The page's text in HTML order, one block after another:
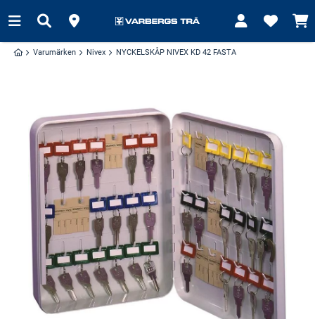
Varumärken Nivex NYCKELSKÅP NIVEX KD 42 FASTA